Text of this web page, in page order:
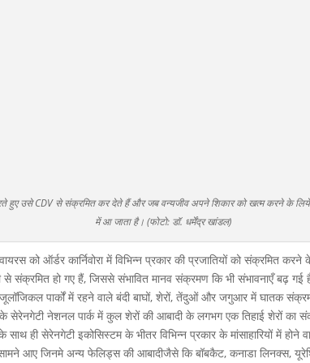
हुए उसे CDV से संक्रमित कर देते हैं और जब वन्यजीव अपने शिकार को खत्म करने के लिये
में आ जाता है। (फोटो: डॉ. धर्मेंद्र खांडल)
को ऑर्डर कार्निवोरा में विभिन्न प्रकार की प्रजातियों को संक्रमित करने
से संक्रमित हो गए हैं, जिससे संभावित मानव संक्रमण कि भी संभावनाएँ बढ़
जूलॉजिकल पार्कों में रहने वाले बंदी बाघों, शेरों, तेंदुओं और जगुआर में घातक
सेरेनगेटी नेशनल पार्क में कुल शेरों की आबादी के लगभग एक तिहाई शेरों का
ही सेरेनगेटी इकोसिस्टम के भीतर विभिन्न प्रकार के मांसाहारियों में होने
आए जिनमे अन्य फेलिड्स की आबादीजैसे कि बॉबकैट, कनाडा लिनक्स,